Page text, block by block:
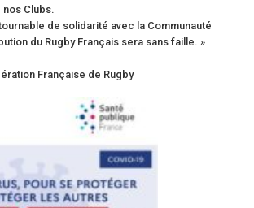
nos Clubs.
de solidarité avec la Communauté
du Rugby Français sera sans faille. »
Française de Rugby